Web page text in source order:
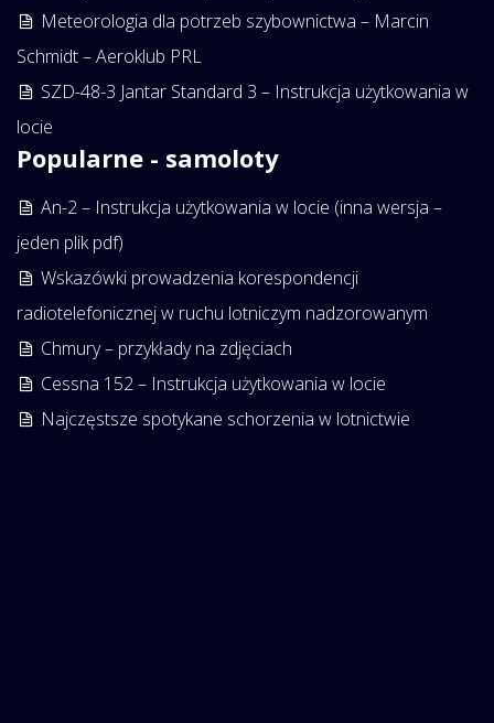
Meteorologia dla potrzeb szybownictwa – Marcin
Schmidt – Aeroklub PRL
SZD-48-3 Jantar Standard 3 – Instrukcja użytkowania w
locie
Popularne - samoloty
An-2 – Instrukcja użytkowania w locie (inna wersja –
jeden plik pdf)
Wskazówki prowadzenia korespondencji
radiotelefonicznej w ruchu lotniczym nadzorowanym
Chmury – przykłady na zdjęciach
Cessna 152 – Instrukcja użytkowania w locie
Najczęstsze spotykane schorzenia w lotnictwie